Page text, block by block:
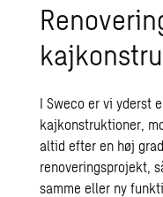
I Sweco er vi yderst
kajkonstruktioner,
altid efter en høj
renoveringsprojekt,
samme eller ny